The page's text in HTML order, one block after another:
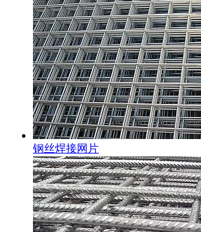
钢丝焊接网片